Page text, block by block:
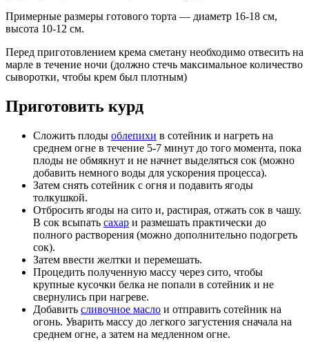
Примерные размеры готового торта — диаметр 16-18 см,
высота 10-12 см.
Перед приготовлением крема сметану необходимо отвесить на
марле в течение ночи (должно стечь максимальное количество
сыворотки, чтобы крем был плотным)
Приготовить курд
Сложить плоды облепихи в сотейник и нагреть на
среднем огне в течение 5-7 минут до того момента, пока
плоды не обмякнут и не начнет выделяться сок (можно
добавить немного воды для ускорения процесса).
Затем снять сотейник с огня и подавить ягоды
толкушкой.
Отбросить ягоды на сито и, растирая, отжать сок в чашу.
В сок всыпать сахар и размешать практически до
полного растворения (можно дополнительно подогреть
сок).
Затем ввести желтки и перемешать.
Процедить полученную массу через сито, чтобы
крупные кусочки белка не попали в сотейник и не
свернулись при нагреве.
Добавить сливочное масло и отправить сотейник на
огонь. Уварить массу до легкого загустения сначала на
среднем огне, а затем на медленном огне.